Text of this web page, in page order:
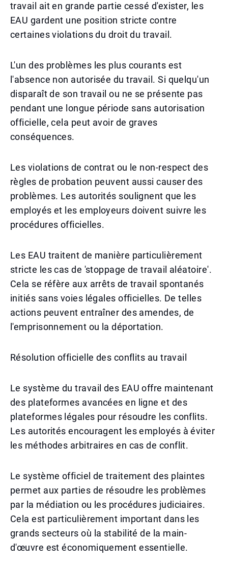
travail ait en grande partie cessé d'exister, les
EAU gardent une position stricte contre
certaines violations du droit du travail.
L'un des problèmes les plus courants est
l'absence non autorisée du travail. Si quelqu'un
disparaît de son travail ou ne se présente pas
pendant une longue période sans autorisation
officielle, cela peut avoir de graves
conséquences.
Les violations de contrat ou le non-respect des
règles de probation peuvent aussi causer des
problèmes. Les autorités soulignent que les
employés et les employeurs doivent suivre les
procédures officielles.
Les EAU traitent de manière particulièrement
stricte les cas de 'stoppage de travail aléatoire'.
Cela se réfère aux arrêts de travail spontanés
initiés sans voies légales officielles. De telles
actions peuvent entraîner des amendes, de
l'emprisonnement ou la déportation.
Résolution officielle des conflits au travail
Le système du travail des EAU offre maintenant
des plateformes avancées en ligne et des
plateformes légales pour résoudre les conflits.
Les autorités encouragent les employés à éviter
les méthodes arbitraires en cas de conflit.
Le système officiel de traitement des plaintes
permet aux parties de résoudre les problèmes
par la médiation ou les procédures judiciaires.
Cela est particulièrement important dans les
grands secteurs où la stabilité de la main-
d'œuvre est économiquement essentielle.